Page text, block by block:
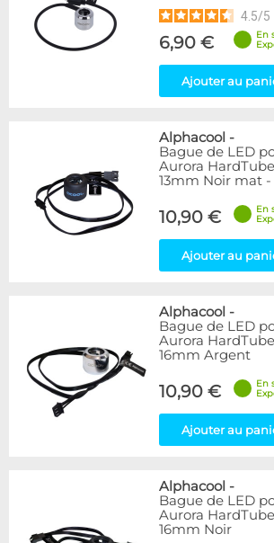
Monsoon
3
Tygon
XSPC
7
9
15
Plexi
5
Rouge
Transparent
40
Vert
Disponibilité / Promotions
Articles en promotions
Appliquer
4.5/5
6,90 €
En
Ajouter au
Alphacool -
Bague de LED
Aurora
13mm Noir mat
10,90 €
En
Ajouter au
Alphacool -
Bague de LED
Aurora
16mm Argent
10,90 €
En
Ajouter au
Alphacool -
Bague de LED
Aurora
16mm Noir